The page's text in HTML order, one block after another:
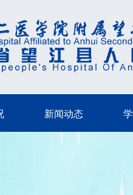
新闻动态
新闻动态